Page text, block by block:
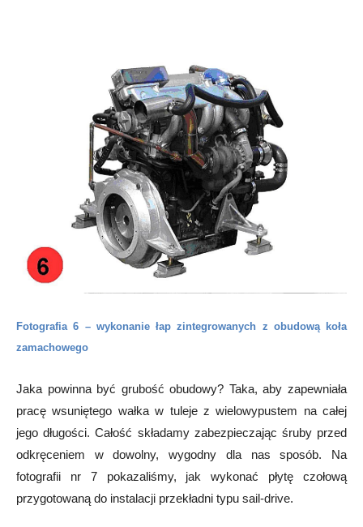
Fotografia 6 – wykonanie łap zintegrowanych z obudową koła
zamachowego
Jaka powinna być grubość obudowy? Taka, aby zapewniała
pracę wsuniętego wałka w tuleje z wielowypustem na całej
jego długości. Całość składamy zabezpieczając śruby przed
odkręceniem w dowolny, wygodny dla nas sposób. Na
fotografii nr 7 pokazaliśmy, jak wykonać płytę czołową
przygotowaną do instalacji przekładni typu sail-drive.